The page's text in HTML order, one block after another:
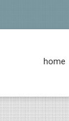
home